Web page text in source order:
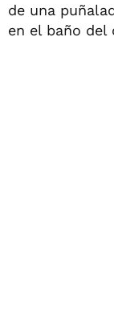
de una
en el baño del